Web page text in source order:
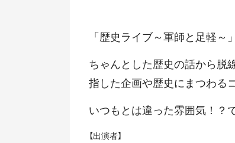
「歴史ライブ～軍師と足軽～
ちゃんとした歴史の話から脱
指した企画や歴史にまつわる
いつもとは違った雰囲気！？
【出演者】